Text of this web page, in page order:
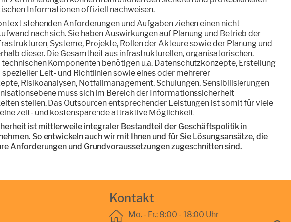
Informationen offiziell nachweisen.
stehenden Anforderungen und Aufgaben ziehen einen nicht
nach sich. Sie haben Auswirkungen auf Planung und Betrieb der
Systeme, Projekte, Rollen der Akteure sowie der Planung und
dieser. Die Gesamtheit aus infrastrukturellen, organisatorischen,
technischen Komponenten benötigen u.a. Datenschutzkonzepte, Erstellung
Leit- und Richtlinien sowie eines oder mehrerer
Risikoanalysen, Notfallmanagement, Schulungen, Sensibilisierungen
muss sich im Bereich der Informationssicherheit
stellen. Das Outsourcen entsprechender Leistungen ist somit für viele
zeit- und kostensparende attraktive Möglichkeit.
ist mittlerweile integraler Bestandteil der Geschäftspolitik in
So entwickeln auch wir mit Ihnen und für Sie Lösungsansätze, die
Anforderungen und Grundvoraussetzungen zugeschnitten sind.
Kontakt
Mo. - Fr.: 8:00 - 18:00 Uhr